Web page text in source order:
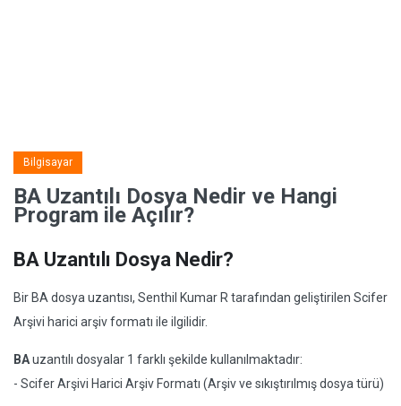
Bilgisayar
BA Uzantılı Dosya Nedir ve Hangi
Program ile Açılır?
BA Uzantılı Dosya Nedir?
Bir BA dosya uzantısı, Senthil Kumar R tarafından geliştirilen Scifer
Arşivi harici arşiv formatı ile ilgilidir.
BAuzantılı dosyalar 1 farklı şekilde kullanılmaktadır:
- Scifer Arşivi Harici Arşiv Formatı (Arşiv ve sıkıştırılmış dosya türü)